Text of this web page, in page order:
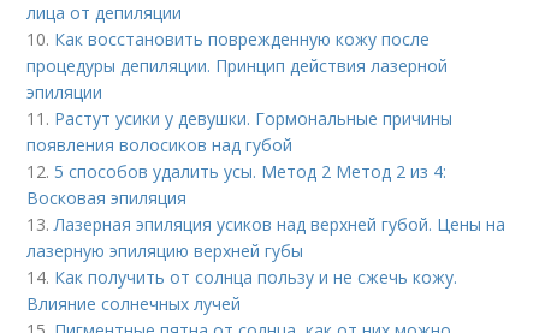
лица от депиляции
10. Как восстановить поврежденную кожу после
процедуры депиляции. Принцип действия лазерной
эпиляции
11. Растут усики у девушки. Гормональные причины
появления волосиков над губой
12. 5 способов удалить усы. Метод 2 Метод 2 из 4:
Восковая эпиляция
13.Лазерная эпиляция усиков над верхней губой. Цены на
лазерную эпиляцию верхней губы
14. Как получить от солнца пользу и не сжечь кожу.
Влияние солнечных лучей